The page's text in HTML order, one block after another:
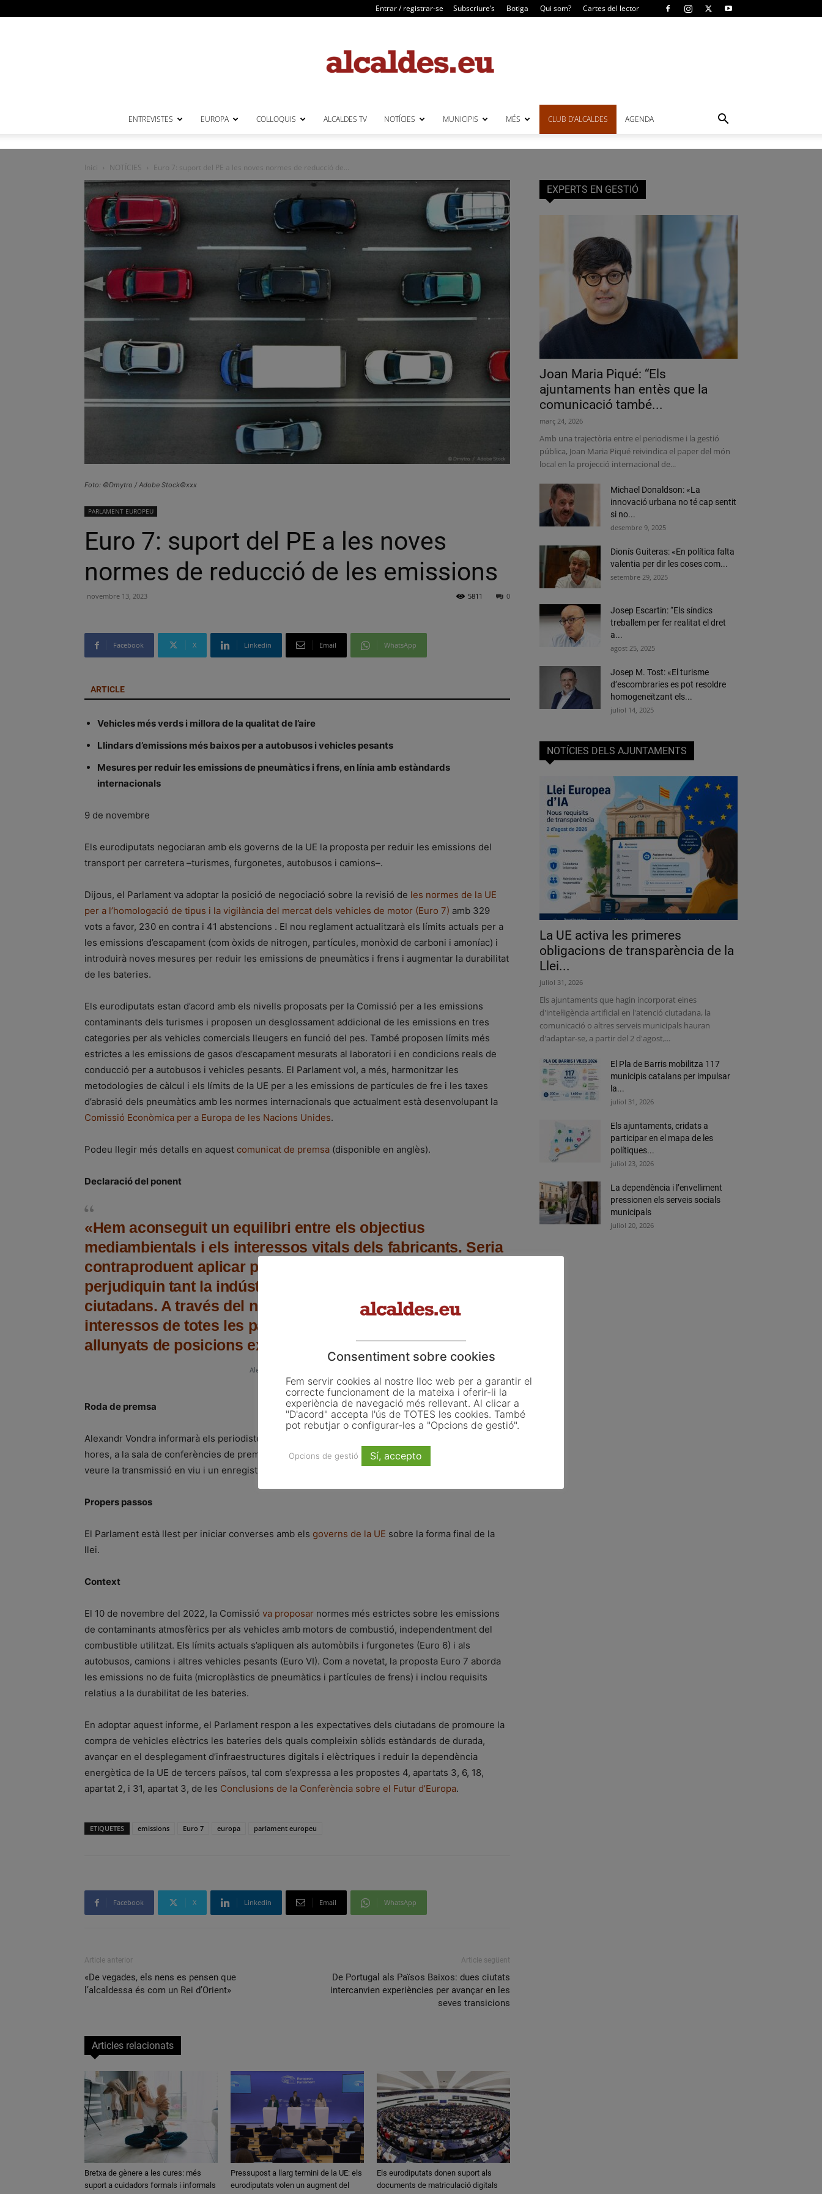
Entrar / registrar-se Subscriure’s Botiga Qui som? Cartes del lector
ENTREVISTES EUROPA COL·LOQUIS ALCALDES TV NOTÍCIES MUNICIPIS MÉS CLUB D’ALCALDES AGENDA
Inici NOTÍCIES Euro 7: suport del PE a les noves normes de reducció de...
Foto: ©Dmytro / Adobe Stock©xxx
PARLAMENT EUROPEU
Euro 7: suport del PE a les noves
normes de reducció de les emissions
novembre 13, 2023 0
5811
Facebook X Linkedin Email WhatsApp
ARTICLE
Vehicles més verds i millora de la qualitat de l’aire
Llindars d’emissions més baixos per a autobusos i vehicles pesants
Mesures per reduir les emissions de pneumàtics i frens, en línia amb estàndards
internacionals
9 de novembre
Els eurodiputats negociaran amb els governs de la UE la proposta per reduir les emissions del
transport per carretera –turismes, furgonetes, autobusos i camions–.
Dijous, el Parlament va adoptar la posició de negociació sobre la revisió de les normes de la UE
per a l’homologació de tipus i la vigilància del mercat dels vehicles de motor (Euro 7) amb 329
vots a favor, 230 en contra i 41 abstencions . El nou reglament actualitzarà els límits actuals per a
les emissions d’escapament (com òxids de nitrogen, partícules, monòxid de carboni i amoníac) i
introduirà noves mesures per reduir les emissions de pneumàtics i frens i augmentar la durabilitat
de les bateries.
Els eurodiputats estan d’acord amb els nivells proposats per la Comissió per a les emissions
contaminants dels turismes i proposen un desglossament addicional de les emissions en tres
categories per als vehicles comercials lleugers en funció del pes. També proposen límits més
estrictes a les emissions de gasos d’escapament mesurats al laboratori i en condicions reals de
conducció per a autobusos i vehicles pesants. El Parlament vol, a més, harmonitzar les
metodologies de càlcul i els límits de la UE per a les emissions de partícules de fre i les taxes
d’abrasió dels pneumàtics amb les normes internacionals que actualment està desenvolupant la
Comissió Econòmica per a Europa de les Nacions Unides.
Podeu llegir més detalls en aquest comunicat de premsa (disponible en anglès).
Declaració del ponent
«Hem aconseguit un equilibri entre els objectius
mediambientals i els interessos vitals dels fabricants. Seria
contraproduent aplicar polítiques mediambientals que
perjudiquin tant la indústria europea com els seus
ciutadans. A través del nostre compromís, servim els
interessos de totes les parts involucrades i ens mantenim
allunyats de posicions extremes»
Alexandr Vondra (ECR, Txèquia)
Roda de premsa
Alexandr Vondra informarà els periodistes després de la votació, dijous 9 de novembre a les 13.30
hores, a la sala de conferències de premsa Anna Politkovskaya (SPAAK 0A50) a Brussel·les. Podeu
veure la transmissió en viu i un enregistrament de la conferència allloc web del Parlament
Propers passos
El Parlament està llest per iniciar converses amb els governs de la UE sobre la forma final de la
llei.
Context
El 10 de novembre del 2022, la Comissió va proposar normes més estrictes sobre les emissions
de contaminants atmosfèrics per als vehicles amb motors de combustió, independentment del
combustible utilitzat. Els límits actuals s’apliquen als automòbils i furgonetes (Euro 6) i als
autobusos, camions i altres vehicles pesants (Euro VI). Com a novetat, la proposta Euro 7 aborda
les emissions no de fuita (microplàstics de pneumàtics i partícules de frens) i inclou requisits
relatius a la durabilitat de les bateries.
En adoptar aquest informe, el Parlament respon a les expectatives dels ciutadans de promoure la
compra de vehicles elèctrics les bateries dels quals compleixin sòlids estàndards de durada,
avançar en el desplegament d’infraestructures digitals i elèctriques i reduir la dependència
energètica de la UE de tercers països, tal com s’expressa a les propostes 4, apartats 3, 6, 18,
apartat 2, i 31, apartat 3, de les Conclusions de la Conferència sobre el Futur d’Europa.
ETIQUETES emissions Euro 7 europa parlament europeu
Facebook X Linkedin Email WhatsApp
Article anterior
«De vegades, els nens es pensen que
l’alcaldessa és com un Rei d’Orient»
Article següent
De Portugal als Països Baixos: dues ciutats
intercanvien experiències per avançar en les
seves transicions
Articles relacionats
Bretxa de gènere a les cures: més
suport a cuidadors formals i informals
Pressupost a llarg termini de la UE: els
eurodiputats volen un augment del
Els eurodiputats donen suport als
documents de matriculació digitals
EXPERTS EN GESTIÓ
Joan Maria Piqué: “Els
ajuntaments han entès que la
comunicació també...
març 24, 2026
Amb una trajectòria entre el periodisme i la gestió
pública, Joan Maria Piqué reivindica el paper del món
local en la projecció internacional de...
Michael Donaldson: «La
innovació urbana no té cap sentit
si no...
desembre 9, 2025
Dionís Guiteras: «En política falta
valentia per dir les coses com...
setembre 29, 2025
Josep Escartin: “Els síndics
treballem per fer realitat el dret
a...
agost 25, 2025
Josep M. Tost: «El turisme
d’escombraries es pot resoldre
homogeneïtzant els...
juliol 14, 2025
NOTÍCIES DELS AJUNTAMENTS
La UE activa les primeres
obligacions de transparència de la
Llei...
juliol 31, 2026
Els ajuntaments que hagin incorporat eines
d'intel·ligència artificial en l'atenció ciutadana, la
comunicació o altres serveis municipals hauran
d'adaptar-se, a partir del 2 d'agost,...
El Pla de Barris mobilitza 117
municipis catalans per impulsar
la...
juliol 31, 2026
Els ajuntaments, cridats a
participar en el mapa de les
polítiques...
juliol 23, 2026
La dependència i l’envelliment
pressionen els serveis socials
municipals
juliol 20, 2026
Consentiment sobre cookies
Fem servir cookies al nostre lloc web per a garantir el
correcte funcionament de la mateixa i oferir-li la
experiència de navegació més rellevant. Al clicar a
"D'acord" accepta l'ús de TOTES les cookies. També
pot rebutjar o configurar-les a "Opcions de gestió".
Opcions de gestió Sí, accepto